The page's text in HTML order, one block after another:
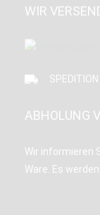
WIR
SPEDITION
ABHOLUNG
Wir informieren
Ware. Es